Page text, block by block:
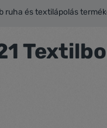
ruha és textilápolás